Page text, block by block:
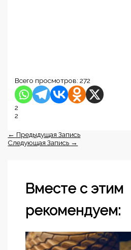
Всего просмотров: 272
2
2
← Предыдущая Запись
Следующая Запись →
Вместе с этим
рекомендуем: